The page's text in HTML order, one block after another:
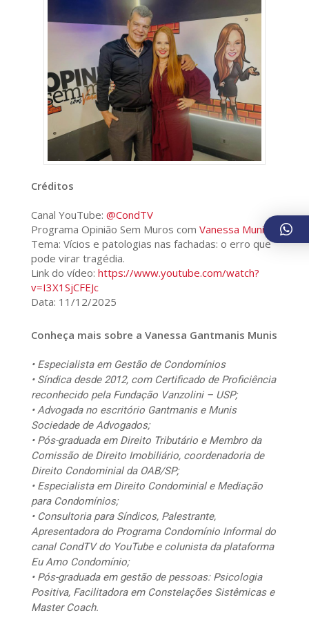
Créditos
Canal YouTube: @CondTV
Programa Opinião Sem Muros com Vanessa Munis
Tema: Vícios e patologias nas fachadas: o erro que
pode virar tragédia.
Link do vídeo: https://www.youtube.com/watch?
v=I3X1SjCFEJc
Data: 11/12/2025
Conheça mais sobre a Vanessa Gantmanis Munis
• Especialista em Gestão de Condomínios
• Síndica desde 2012, com Certificado de Proficiência
reconhecido pela Fundação Vanzolini – USP;
• Advogada no escritório Gantmanis e Munis
Sociedade de Advogados;
• Pós-graduada em Direito Tributário e Membro da
Comissão de Direito Imobiliário, coordenadoria de
Direito Condominial da OAB/SP;
• Especialista em Direito Condominial e Mediação
para Condomínios;
• Consultoria para Síndicos, Palestrante,
Apresentadora do Programa Condomínio Informal do
canal CondTV do YouTube e colunista da plataforma
Eu Amo Condomínio;
• Pós-graduada em gestão de pessoas: Psicologia
Positiva, Facilitadora em Constelações Sistêmicas e
Master Coach.